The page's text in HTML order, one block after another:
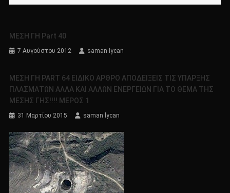
ΜΕΣΗ ΓΗ Part 40
7 Αυγούστου 2012 saman lycan
ΜΕΣΗ ΓΗ PART 64 ΕΙΔΙΚΟ ΑΡΘΡΟ ΑΠΟΔΕΙΞΕΙΣ ΤΙΣ ΥΠΑΡΞΗΣ
ΠΛΑΣΜΑΤΩΝ ΑΛΛΑ ΚΑΙ ΑΛΛΩΝ ΕΝΕΡΓΕΙΩΝ ΓΙΑ ΤΟ ΘΕΜΑ ΤΗΣ
ΜΕΣΗΣ ΓΗΣ!!!! ΜΕΡΟΣ 1
31 Μαρτίου 2015 saman lycan